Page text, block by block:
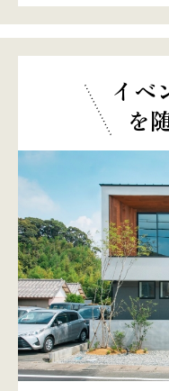
イベ
を